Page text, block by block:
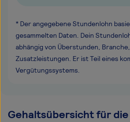
* Der angegebene Stundenlohn
gesammelten Daten. Dein
abhängig von Überstunden,
Zusatzleistungen. Er ist Teil eines
Vergütungssystems.
Gehaltsübersicht für